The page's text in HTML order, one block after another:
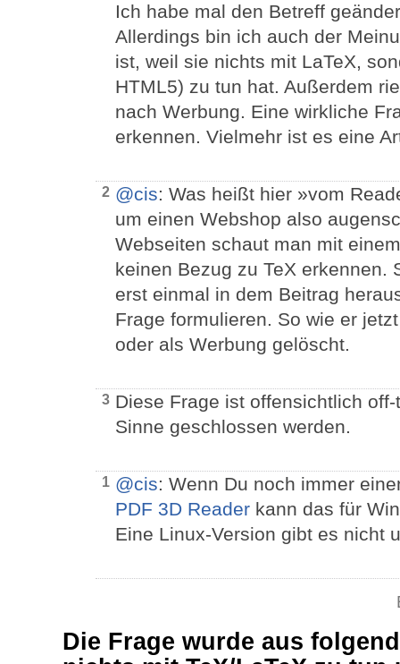
Ich habe mal den Betreff
Allerdings bin ich auch der
ist, weil sie nichts mit LaTeX,
HTML5) zu tun hat. Außerdem
nach Werbung. Eine wirkliche
erkennen. Vielmehr ist es eine
2 @cis: Was heißt hier »vom
um einen Webshop also
Webseiten schaut man mit
keinen Bezug zu TeX erkennen.
erst einmal in dem Beitrag
Frage formulieren. So wie er
oder als Werbung gelöscht.
3 Diese Frage ist offensichtlich
Sinne geschlossen werden.
1 @cis: Wenn Du noch immer
PDF 3D Reader kann das für
Eine Linux-Version gibt es nicht
Die Frage wurde aus